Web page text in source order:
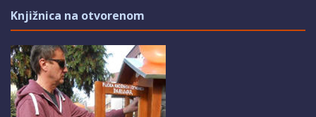
Knjižnica na otvorenom